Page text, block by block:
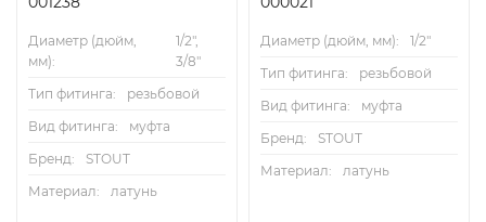
Диаметр (дюйм,
мм):
1/2",
3/8"
Тип фитинга:
резьбовой
Вид фитинга:
муфта
Бренд:
STOUT
Материал:
латунь
Диаметр (дюйм, мм):
1/2"
Тип фитинга:
резьбовой
Вид фитинга:
муфта
Бренд:
STOUT
Материал:
латунь